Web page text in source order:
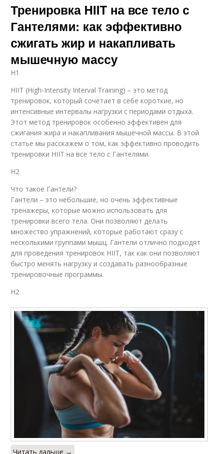
Тренировка HIIT на все тело с
Гантелями: как эффективно
сжигать жир и накапливать
мышечную массу
H1
HIIT (High-Intensity Interval Training) – это метод
тренировок, который сочетает в себе короткие, но
интенсивные интервалы нагрузки с периодами отдыха.
Этот метод тренировок особенно эффективен для
сжигания жира и накапливания мышечной массы. В этой
статье мы расскажем о том, как эффективно проводить
тренировки HIIT на все тело с Гантелями.
H2
Что такое Гантели?
Гантели – это небольшие, но очень эффективные
тренажеры, которые можно использовать для
тренировки всего тела. Они позволяют делать
множество упражнений, которые работают сразу с
несколькими группами мышц. Гантели отлично подходят
для проведения тренировок HIIT, так как они позволяют
быстро менять нагрузку и создавать разнообразные
тренировочные программы.
H2
Читать дальше →